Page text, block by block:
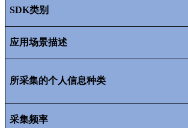
SDK类别
应用场景描述
所采集的个人信息种类
采集频率